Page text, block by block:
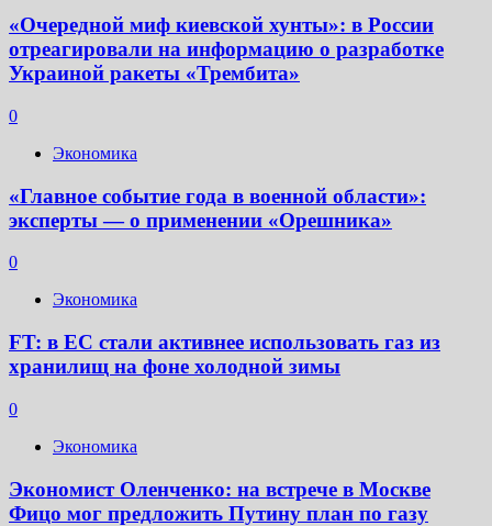
«Очередной миф киевской хунты»: в России
отреагировали на информацию о разработке
Украиной ракеты «Трембита»
0
Экономика
«Главное событие года в военной области»:
эксперты — о применении «Орешника»
0
Экономика
FT: в ЕС стали активнее использовать газ из
хранилищ на фоне холодной зимы
0
Экономика
Экономист Оленченко: на встрече в Москве
Фицо мог предложить Путину план по газу